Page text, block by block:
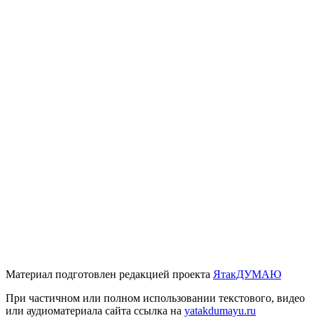
Материал подготовлен редакцией проекта ЯтакДУМАЮ
При частичном или полном использовании текстового, видео
или аудиоматериала сайта ссылка на yatakdumayu.ru